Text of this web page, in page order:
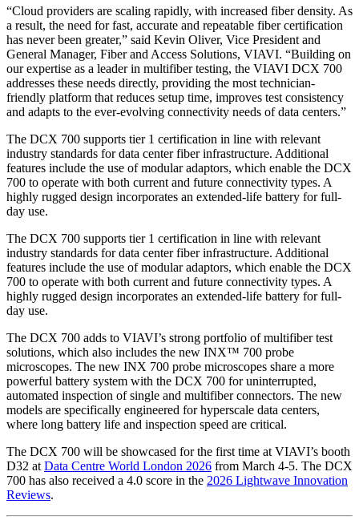
“Cloud providers are scaling rapidly, with increased fiber density. As
a result, the need for fast, accurate and repeatable fiber certification
has never been greater,” said Kevin Oliver, Vice President and
General Manager, Fiber and Access Solutions, VIAVI. “Building on
our expertise as a leader in multifiber testing, the VIAVI DCX 700
addresses these needs directly, providing the most technician-
friendly platform that reduces setup time, improves test consistency
and adapts to the ever-evolving connectivity needs of data centers.”
The DCX 700 supports tier 1 certification in line with relevant
industry standards for data center fiber infrastructure. Additional
features include the use of modular adaptors, which enable the DCX
700 to operate with both current and future connectivity types. A
highly rugged design incorporates an extended-life battery for full-
day use.
The DCX 700 supports tier 1 certification in line with relevant
industry standards for data center fiber infrastructure. Additional
features include the use of modular adaptors, which enable the DCX
700 to operate with both current and future connectivity types. A
highly rugged design incorporates an extended-life battery for full-
day use.
The DCX 700 adds to VIAVI’s strong portfolio of multifiber test
solutions, which also includes the new INX™ 700 probe
microscopes. The new INX 700 probe microscopes share a more
powerful battery system with the DCX 700 for uninterrupted,
automated inspection of single and multifiber connectors. The new
models are specifically engineered for hyperscale data centers,
where long battery life and inspection speed are critical.
The DCX 700 will be showcased for the first time at VIAVI’s booth
D32 at Data Centre World London 2026 from March 4-5. The DCX
700 has also received a 4.0 score in the 2026 Lightwave Innovation
Reviews.